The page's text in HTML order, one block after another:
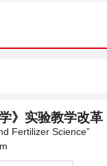
》实验教学改革
Fertilizer Science”